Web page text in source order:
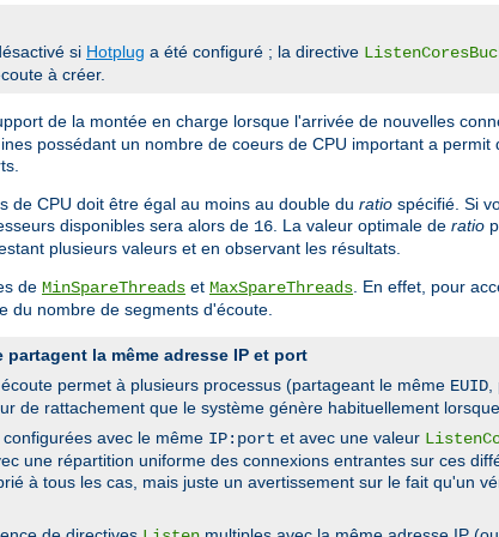
si Hotplug a été configuré ; la directive
à créer.
de la montée en charge lorsque l'arrivée de nouvelles
possédant un nombre de coeurs de CPU important a
de CPU doit être égal au moins au double du ratio spécifié. Si
disponibles sera alors de 16 . La valeur optimale de ratio
plusieurs valeurs et en observant les résultats.
de MinSpareThreads et MaxSpareThreads . En effet, pour
du nombre de segments d'écoute.
partagent la même adresse IP et port
permet à plusieurs processus (partageant le même EUID
de rattachement que le système génère habituellement
avec le même IP:port et avec une valeur
une répartition uniforme des connexions entrantes sur ces
à tous les cas, mais juste un avertissement sur le fait qu'un